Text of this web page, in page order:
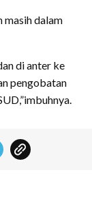
masih dalam
di anter ke
pengobatan